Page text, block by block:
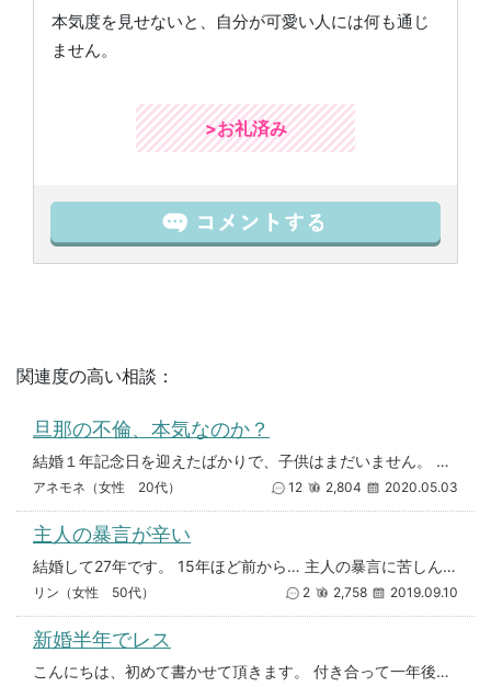
本気度を見せないと、自分が可愛い人には何も通じ
ません。
>お礼済み
関連度の高い相談：
旦那の不倫、本気なのか？
結婚１年記念日を迎えたばかりで、子供はまだいません。 付き合ってからは3年になります。 付き合って1年目の頃に、旦那
アネモネ（女性 20代） 12 2,804 2020.05.03
主人の暴言が辛い
結婚して27年です。 15年ほど前から… 主人の暴言に苦しんでいます。 毎日が辛いです。 バカ シネは当たり前。 知恵が
リン（女性 50代） 2 2,758 2019.09.10
新婚半年でレス
こんにちは、初めて書かせて頂きます。 付き合って一年後に入籍しましたが、その時は普通に週に一度夫婦の営みがありました。